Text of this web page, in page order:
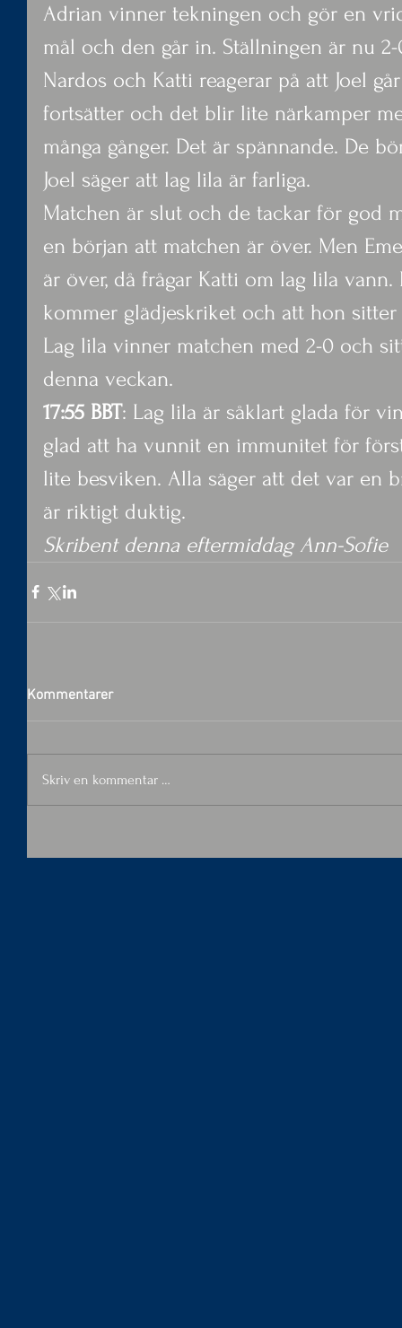
Adrian vinner tekningen och gör en
mål och den går in. Ställningen är nu
Nardos och Katti reagerar på att Joel
fortsätter och det blir lite närkamper
många gånger. Det är spännande. De
Joel säger att lag lila är farliga.
Matchen är slut och de tackar för god
en början att matchen är över. Men
är över, då frågar Katti om lag lila
kommer glädjeskriket och att hon
Lag lila vinner matchen med 2-0 och
denna veckan.
17:55 BBT: Lag lila är såklart glada för
glad att ha vunnit en immunitet för
lite besviken. Alla säger att det var en
är riktigt duktig.
Skribent denna eftermiddag Ann-Sofie
Kommentarer
Skriv en kommentar …